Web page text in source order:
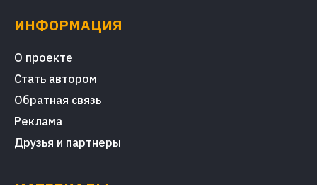
ИНФОРМАЦИЯ
О проекте
Стать автором
Обратная связь
Реклама
Друзья и партнеры